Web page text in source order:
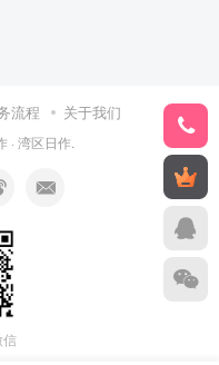
流程 关于我们
· 湾区日作
信